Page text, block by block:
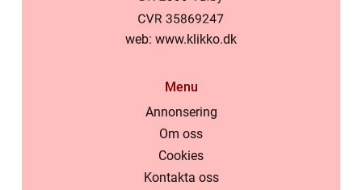
web: www.klikko.dk
Menu
Annonsering
Om oss
Cookies
Kontakta oss